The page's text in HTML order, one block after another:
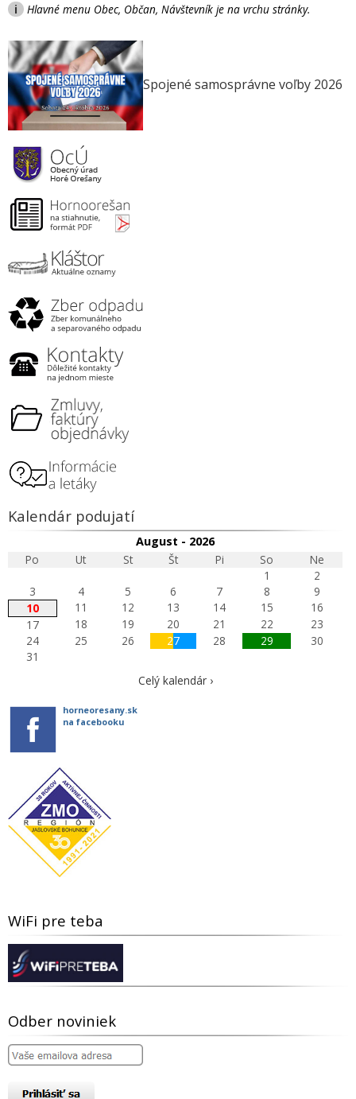
i Hlavné menu Obec, Občan, Návštevník je na vrchu stránky.
Spojené samosprávne voľby 2026
Kalendár podujatí
August - 2026
Po
Ut St Št Pi So
Ne
1
2
3
4 5 6 7 8
9
10
11 12 13 14 15
16
17
18 19 20 21 22
23
24
25 26 27 28 29
30
31
Celý kalendár ›
horneoresany.sk
na facebooku
WiFi pre teba
Odber noviniek